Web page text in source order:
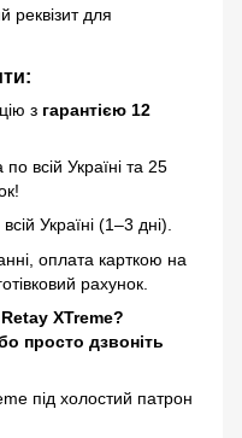
реквізит для
з гарантією 12
всій Україні та 25
Україні (1–3 дні).
оплата карткою на
рахунок.
XTreme?
просто дзвоніть